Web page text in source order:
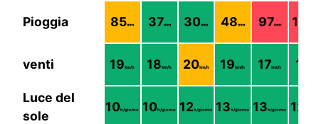
Pioggia 85mm 37mm 30mm 48mm 97mm 180
venti 19km/h 18km/h 20km/h 19km/h 17km/h 17
Luce del
sole
10h/giorno 10h/giorno 12h/giorno 13h/giorno 13h/giorno 12